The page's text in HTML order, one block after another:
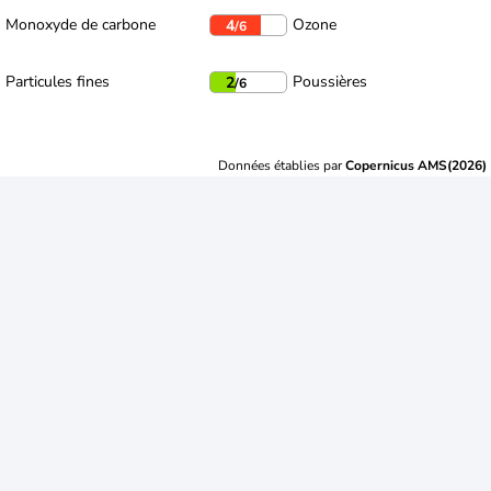
Monoxyde de carbone 4/6 Ozone
Particules fines 2/6 Poussières
Données établies parCopernicus AMS(2026)